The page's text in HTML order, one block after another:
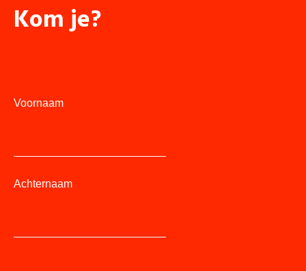
Kom je?
Voornaam
Achternaam